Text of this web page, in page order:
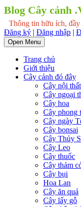
Blog Cây cảnh
Thông tin hữu ích,
Đăng ký | Đăng nhập |
Open Menu
Trang chủ
Giới thiệu
Cây cảnh đó đây
Cây nội thất
Cây ngoại
Cây hoa
Cây phong
Cây ngày
Cây bonsai
Cây Thủy
Cây Leo
Cây thuốc
Cây thảm
Cây bụi
Hoa Lan
Cây ăn quả
Cây lấy gỗ